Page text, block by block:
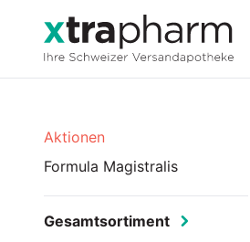
Aktionen
Formula Magistralis
Gesamtsortiment